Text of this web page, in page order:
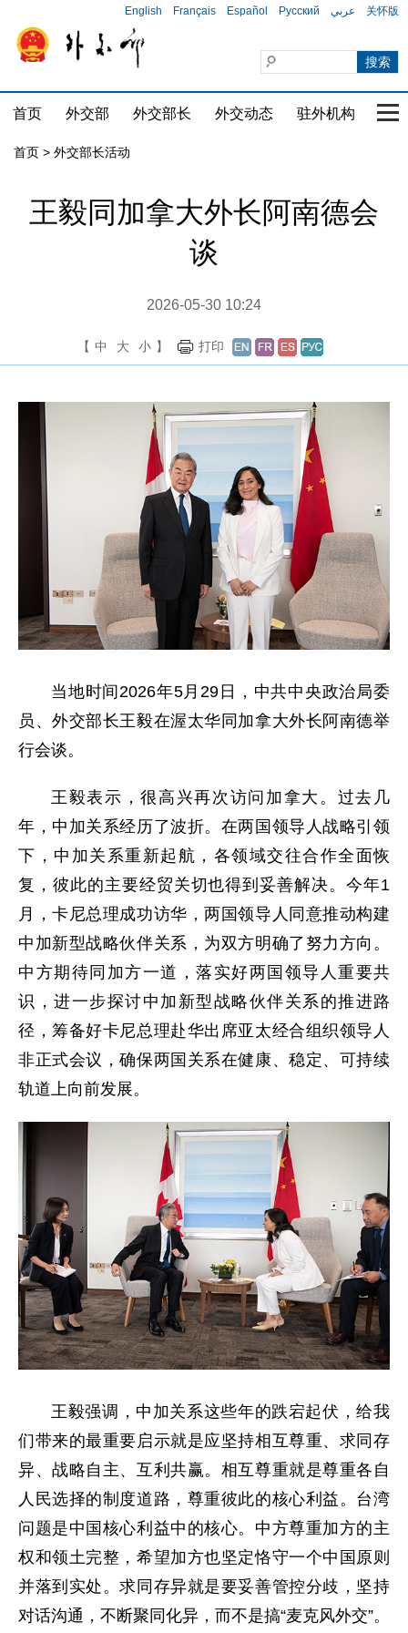
English Français Español Русский عربي 关怀版
首页 外交部 外交部长 外交动态 驻外机构 国
首页 > 外交部长活动
王毅同加拿大外长阿南德会
谈
2026-05-30 10:24
【 中 大 小 】 打印
当地时间2026年5月29日，中共中央政治局委
员、外交部长王毅在渥太华同加拿大外长阿南德举
行会谈。
王毅表示，很高兴再次访问加拿大。过去几
年，中加关系经历了波折。在两国领导人战略引领
下，中加关系重新起航，各领域交往合作全面恢
复，彼此的主要经贸关切也得到妥善解决。今年1
月，卡尼总理成功访华，两国领导人同意推动构建
中加新型战略伙伴关系，为双方明确了努力方向。
中方期待同加方一道，落实好两国领导人重要共
识，进一步探讨中加新型战略伙伴关系的推进路
径，筹备好卡尼总理赴华出席亚太经合组织领导人
非正式会议，确保两国关系在健康、稳定、可持续
轨道上向前发展。
王毅强调，中加关系这些年的跌宕起伏，给我
们带来的最重要启示就是应坚持相互尊重、求同存
异、战略自主、互利共赢。相互尊重就是尊重各自
人民选择的制度道路，尊重彼此的核心利益。台湾
问题是中国核心利益中的核心。中方尊重加方的主
权和领土完整，希望加方也坚定恪守一个中国原则
并落到实处。求同存异就是要妥善管控分歧，坚持
对话沟通，不断聚同化异，而不是搞“麦克风外交”。